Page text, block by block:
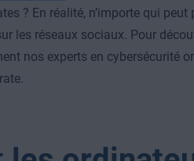
? En réalité, n’importe qui
les réseaux sociaux. Pour
nos experts en cybersécurité